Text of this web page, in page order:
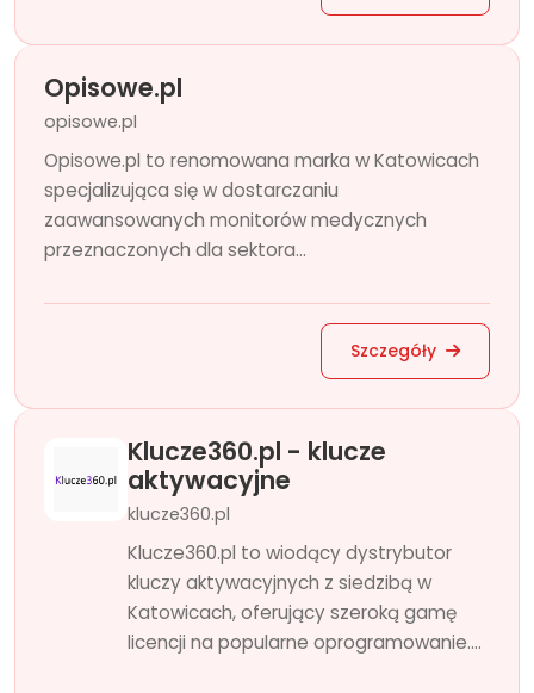
Opisowe.pl
opisowe.pl
Opisowe.pl to renomowana marka w Katowicach
specjalizująca się w dostarczaniu
zaawansowanych monitorów medycznych
przeznaczonych dla sektora...
Szczegóły
Klucze360.pl - klucze
aktywacyjne
klucze360.pl
Klucze360.pl to wiodący dystrybutor
kluczy aktywacyjnych z siedzibą w
Katowicach, oferujący szeroką gamę
licencji na popularne oprogramowanie....